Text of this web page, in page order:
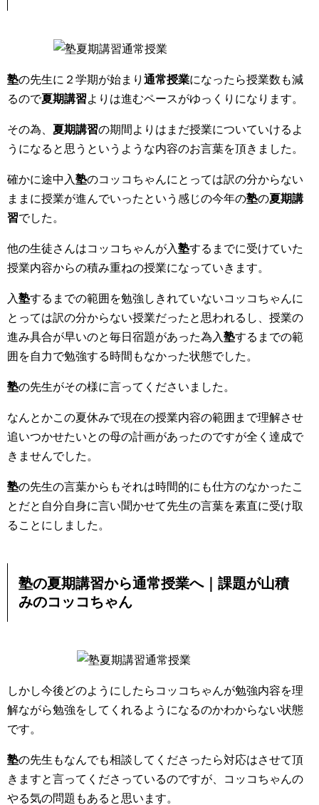
塾の先生に２学期が始まり 通常授業になったら授業数も減
るので夏期講習よりは進むペースがゆっくりになります。
その為、 夏期講習の期間よりはまだ授業についていけるよ
うになると思うと いうような内容のお言葉を頂きました。
確かに途中入塾のコッコちゃんにとっては訳の分からない
ままに授業が進んでいったという感じの今年の塾の夏期講
習でした。
他の生徒さんはコッコちゃんが入塾するまでに受けていた
授業内容からの積み重ねの授業になっていきます。
入塾するまでの範囲を勉強しきれていないコッコちゃんに
とっては訳の分からない授業だったと思われるし、 授業の
進み具合が早いのと毎日宿題があった為入塾するまでの範
囲 を自力で勉強する時間もなかった状態でした。
塾の先生がその様に言ってくださいました。
なんとかこの夏休みで現在の授業内容の範囲まで理解させ
追いつかせたいとの母の計画があったのですが全く達成で
きませんでした。
塾の先生の言葉からもそれは時間的にも仕方のなかったこ
とだと自分自身に言い聞かせて先生の言葉を素直に受け取
るこ とにしました。
塾の夏期講習から通常授業へ｜課題が山積
みのコッコちゃん
しかし今後どのようにしたらコッコちゃんが勉強内容を理
解ながら勉強をしてくれるようになるのかわからない状態
です。
塾の先生もなんでも相談してくださったら対応はさせて頂
きますと言ってくださっているのですが、コッコちゃんの
やる気の問題もあると思います。